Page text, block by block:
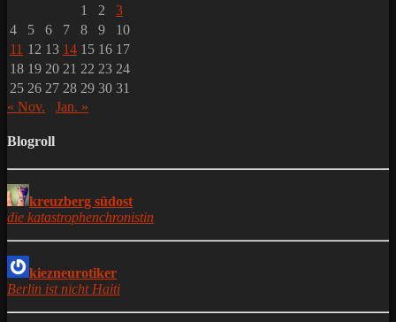
1
2
3
4
5 6 7 8 9
10
11 12 13 14 15 16 17
18 19 20 21 22 23 24
25 26 27 28 29 30 31
« Nov.
Jan. »
Blogroll
kreuzberg südost
die katastrophenchronistin
kiezneurotiker
Berlin ist nicht Haiti